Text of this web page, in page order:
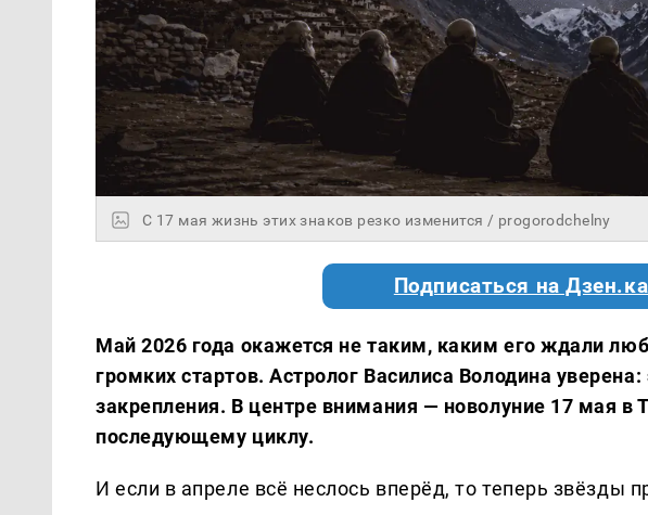
С 17 мая жизнь этих знаков резко изменится / progorodchelny
Подписаться на
Май 2026 года окажется не таким, каким его ждали
громких стартов. Астролог Василиса Володина
закрепления. В центре внимания — новолуние 17 мая в
последующему циклу.
И если в апреле всё неслось вперёд, то теперь звёзды